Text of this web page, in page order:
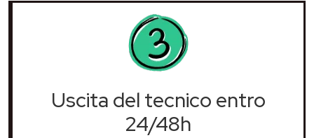
Uscita del tecnico entro
24/48h